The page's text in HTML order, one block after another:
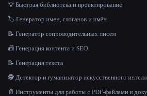
💡 Быстрая библиотека и проектирование
🏷️ Генератор имен, слоганов и имён
📝 Генератор сопроводительных писем
📠 Генерация контента и SEO
📝 Генерация текста
🕵️ Детектор и гуманизатор искусственного
📄 Инструменты для работы с PDF-файлами и